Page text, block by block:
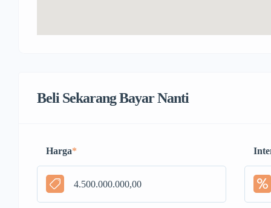
Beli Sekarang Bayar Nanti
Harga*